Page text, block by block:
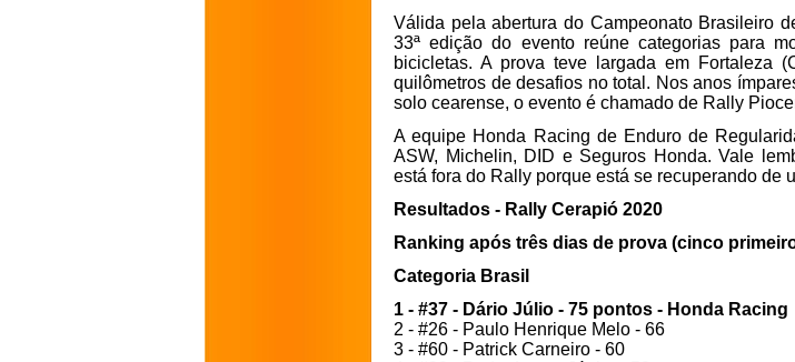
Válida pela abertura do Campeonato Brasileiro
33ª edição do evento reúne categorias para
bicicletas. A prova teve largada em Fortaleza
quilômetros de desafios no total. Nos anos
solo cearense, o evento é chamado de Rally
A equipe Honda Racing de Enduro de
ASW, Michelin, DID e Seguros Honda. Vale
está fora do Rally porque está se recuperando de
Resultados - Rally Cerapió 2020
Ranking após três dias de prova (cinco
Categoria Brasil
1 - #37 - Dário Júlio - 75 pontos - Honda Racing
2 - #26 - Paulo Henrique Melo - 66
3 - #60 - Patrick Carneiro - 60